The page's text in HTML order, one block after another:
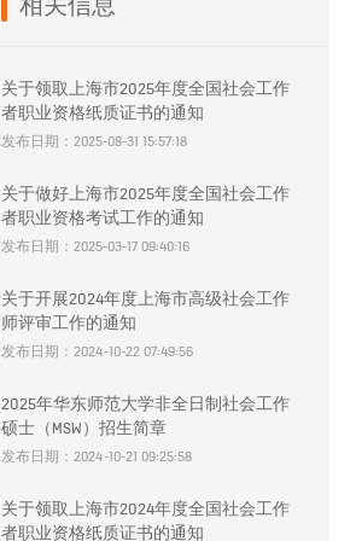
关于领取上海市2025年度全国社会工作
者职业资格纸质证书的通知
发布日期：2025-08-31 15:57:18
关于做好上海市2025年度全国社会工作
者职业资格考试工作的通知
发布日期：2025-03-17 09:40:16
关于开展2024年度上海市高级社会工作
师评审工作的通知
发布日期：2024-10-22 07:49:56
2025年华东师范大学非全日制社会工作
硕士（MSW）招生简章
发布日期：2024-10-21 09:25:58
关于领取上海市2024年度全国社会工作
者职业资格纸质证书的通知